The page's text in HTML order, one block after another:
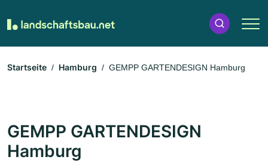
Startseite Hamburg GEMPP GARTENDESIGN Hamburg
GEMPP GARTENDESIGN
Hamburg